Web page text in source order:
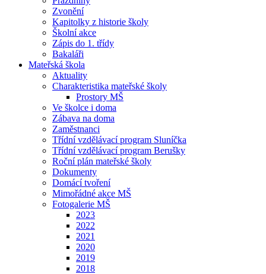
Zvonění
Kapitolky z historie školy
Školní akce
Zápis do 1. třídy
Bakaláři
Mateřská škola
Aktuality
Charakteristika mateřské školy
Prostory MŠ
Ve školce i doma
Zábava na doma
Zaměstnanci
Třídní vzdělávací program Sluníčka
Třídní vzdělávací program Berušky
Roční plán mateřské školy
Dokumenty
Domácí tvoření
Mimořádné akce MŠ
Fotogalerie MŠ
2023
2022
2021
2020
2019
2018